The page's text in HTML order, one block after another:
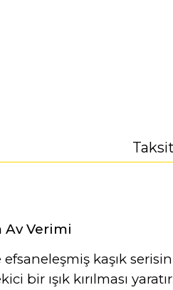
Av Verimi
efsaneleşmiş kaşık
bir ışık kırılması